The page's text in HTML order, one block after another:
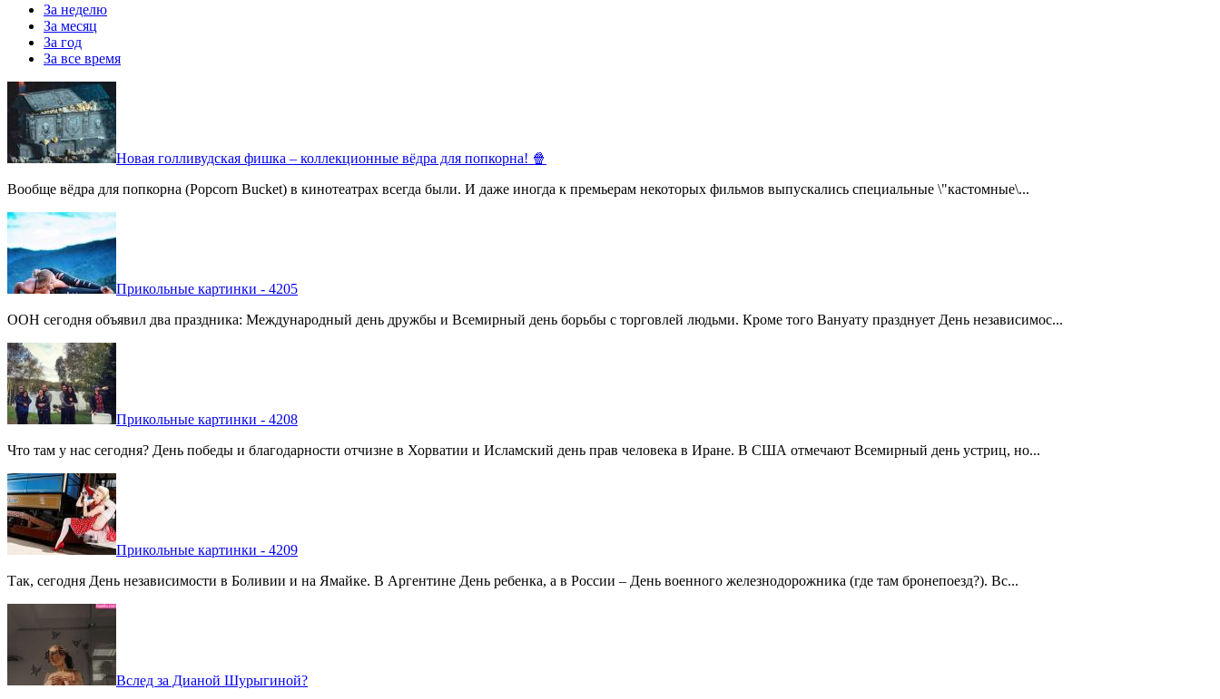
За неделю
За месяц
За год
За все время
Новая голливудская фишка – коллекционные вёдра для попкорна! 🍿
Вообще вёдра для попкорна (Popcorn Bucket) в кинотеатрах всегда были. И даже иногда к премьерам некоторых фильмов выпускались специальные \"кастомные\...
Прикольные картинки - 4205
ООН сегодня объявил два праздника: Международный день дружбы и Всемирный день борьбы с торговлей людьми. Кроме того Вануату празднует День независимос...
Прикольные картинки - 4208
Что там у нас сегодня? День победы и благодарности отчизне в Хорватии и Исламский день прав человека в Иране. В США отмечают Всемирный день устриц, но...
Прикольные картинки - 4209
Так, сегодня День независимости в Боливии и на Ямайке. В Аргентине День ребенка, а в России – День военного железнодорожника (где там бронепоезд?). Вс...
Вслед за Дианой Шурыгиной?